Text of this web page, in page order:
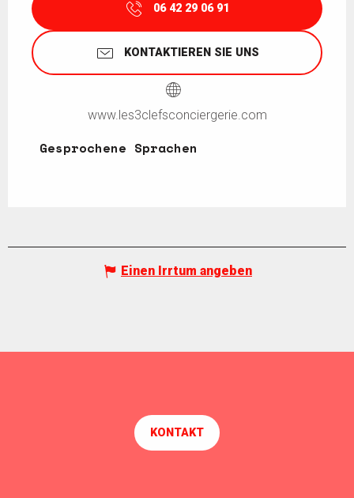
06 42 29 06 91
KONTAKTIEREN SIE UNS
www.les3clefsconciergerie.com
Gesprochene Sprachen
Gesprochene Sprachen
Einen Irrtum angeben
KONTAKT